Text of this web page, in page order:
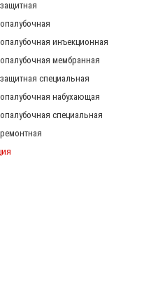
инъекционная
мембранная
специальная
набухающая
специальная